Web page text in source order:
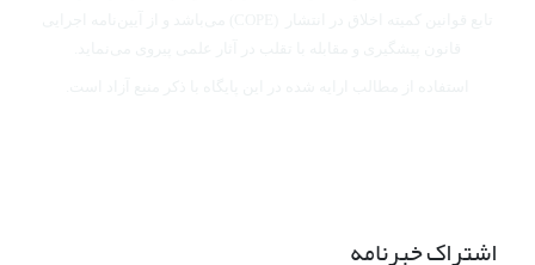
اشتراک خبرنامه